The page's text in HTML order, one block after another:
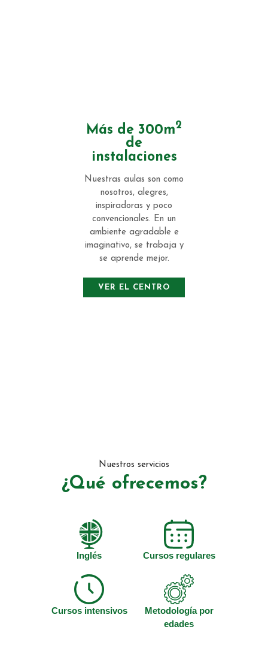
Más de 300m2
de
instalaciones
Nuestras aulas son como
nosotros, alegres,
inspiradoras y poco
convencionales. En un
ambiente agradable e
imaginativo, se trabaja y
se aprende mejor.
VER EL CENTRO
Nuestros servicios
¿Qué ofrecemos?
Inglés Cursos regulares
Cursos intensivos
Metodología por
edades